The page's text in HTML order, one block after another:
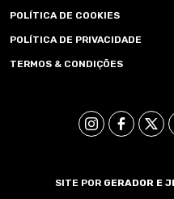
POLÍTICA DE COOKIES
POLÍTICA DE PRIVACIDADE
TERMOS & CONDIÇÕES
SITE POR GERADOR E